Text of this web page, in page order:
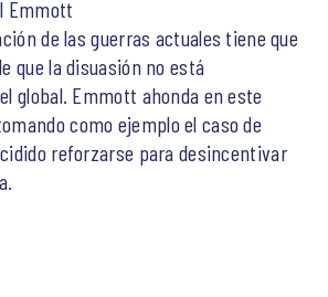
Emmott
de las guerras actuales tiene que
que la disuasión no está
global. Emmott ahonda en este
como ejemplo el caso de
reforzarse para desincentivar